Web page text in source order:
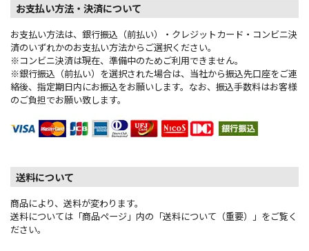
お支払い方法・決済について
お支払い方法は、銀行振込（前払い）・クレジットカード・コンビニ決
済のいずれかのお支払い方法からご選択ください。
※コンビニ決済は現在、準備中のためご利用できません。
※銀行振込（前払い）を選択された場合は、当社から振込先口座をご連
絡後、指定期日内にお振込をお願いします。なお、振込手数料はお客様
のご負担でお願い致します。
送料について
商品により、送料が変わります。
送料については「商品ページ」内の「送料について（重要）」をご覧く
ださい。